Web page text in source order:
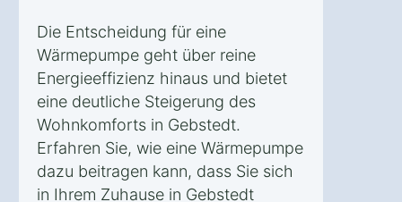
Die Entscheidung für eine
Wärmepumpe geht über reine
Energieeffizienz hinaus und bietet
eine deutliche Steigerung des
Wohnkomforts in Gebstedt.
Erfahren Sie, wie eine Wärmepumpe
dazu beitragen kann, dass Sie sich
in Ihrem Zuhause in Gebstedt